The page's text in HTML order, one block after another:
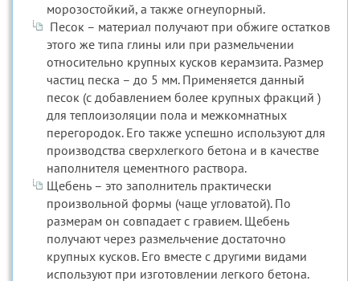
морозостойкий, а также огнеупорный.
Песок – материал получают при обжиге остатков
этого же типа глины или при размельчении
относительно крупных кусков керамзита. Размер
частиц песка – до 5 мм. Применяется данный
песок (с добавлением более крупных фракций )
для теплоизоляции пола и межкомнатных
перегородок. Его также успешно используют для
производства сверхлегкого бетона и в качестве
наполнителя цементного раствора.
Щебень – это заполнитель практически
произвольной формы (чаще угловатой). По
размерам он совпадает с гравием. Щебень
получают через размельчение достаточно
крупных кусков. Его вместе с другими видами
используют при изготовлении легкого бетона.